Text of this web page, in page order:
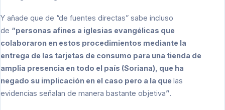
Y añade que de “de fuentes directas” sabe incluso
de “personas afines a iglesias evangélicas que
colaboraron en estos procedimientos mediante la
entrega de las tarjetas de consumo para una tienda de
amplia presencia en todo el país (Soriana), que ha
negado su implicación en el caso pero a la que las
evidencias señalan de manera bastante objetiva”.